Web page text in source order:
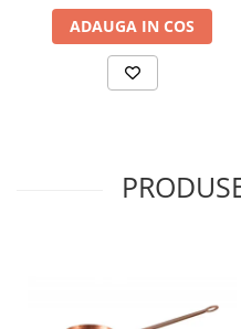
ADAUGA IN COS